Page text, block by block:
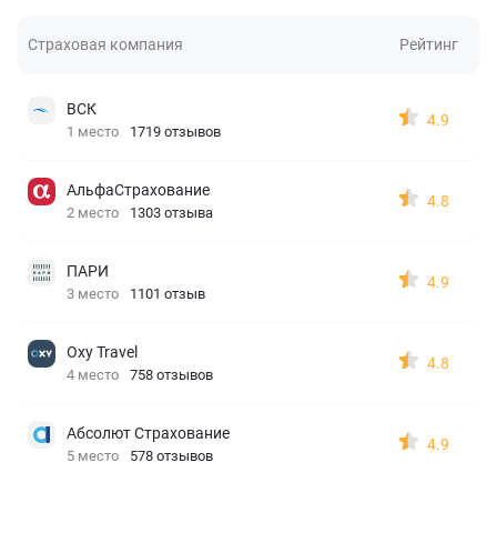
Страховая компания Рейтинг
ВСК
1 место 1719 отзывов
4.9
АльфаСтрахование
2 место 1303 отзыва
4.8
ПАРИ
3 место 1101 отзыв
4.9
Oxy Travel
4 место 758 отзывов
4.8
Абсолют Страхование
5 место 578 отзывов
4.9